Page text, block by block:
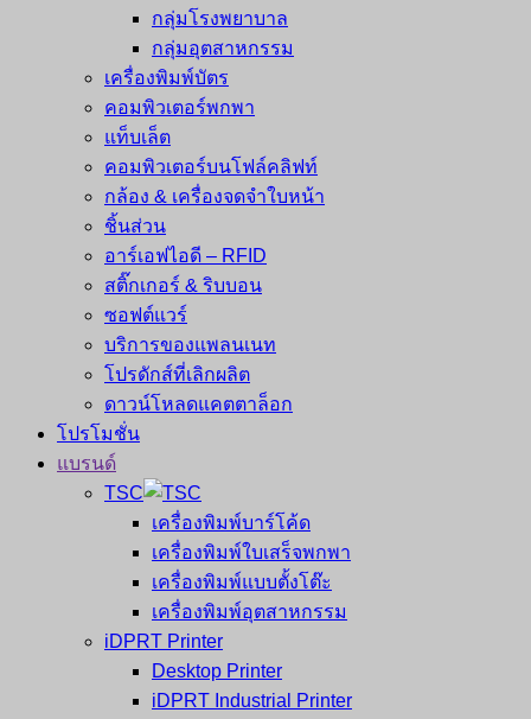
กลุ่มโรงพยาบาล
กลุ่มอุตสาหกรรม
เครื่องพิมพ์บัตร
คอมพิวเตอร์พกพา
แท็บเล็ต
คอมพิวเตอร์บนโฟล์คลิฟท์
กล้อง & เครื่องจดจำใบหน้า
ชิ้นส่วน
อาร์เอฟไอดี – RFID
สติ๊กเกอร์ & ริบบอน
ซอฟต์แวร์
บริการของแพลนเนท
โปรดักส์ที่เลิกผลิต
ดาวน์โหลดแคตตาล็อก
โปรโมชั่น
แบรนด์
TSC
เครื่องพิมพ์บาร์โค้ด
เครื่องพิมพ์ใบเสร็จพกพา
เครื่องพิมพ์แบบตั้งโต๊ะ
เครื่องพิมพ์อุตสาหกรรม
iDPRT Printer
Desktop Printer
iDPRT Industrial Printer